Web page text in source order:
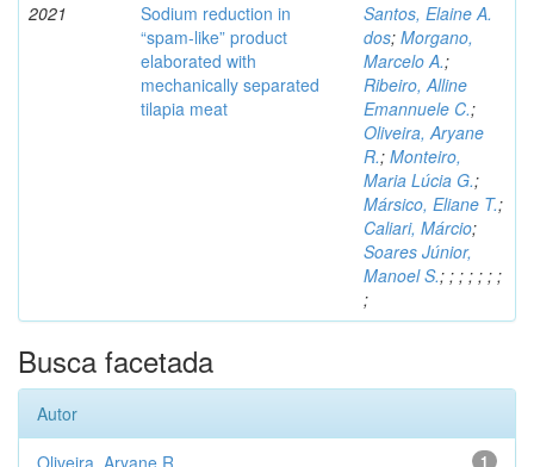
2021
Sodium reduction in
“spam-like” product
elaborated with
mechanically separated
tilapia meat
Santos, Elaine A.
dos; Morgano,
Marcelo A.;
Ribeiro, Alline
Emannuele C.;
Oliveira, Aryane
R.; Monteiro,
Maria Lúcia G.;
Mársico, Eliane T.;
Caliari, Márcio;
Soares Júnior,
Manoel S.; ; ; ; ; ; ;
;
Busca facetada
Autor
1